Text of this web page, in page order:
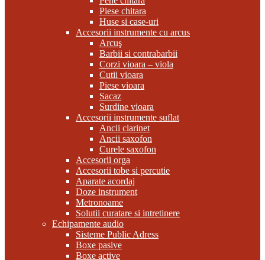
Piese chitara
Huse si case-uri
Accesorii instrumente cu arcus
Arcuş
Barbii si contrabarbii
Corzi vioara – viola
Cutii vioara
Piese vioara
Sacaz
Surdine vioara
Accesorii instrumente suflat
Ancii clarinet
Ancii saxofon
Curele saxofon
Accesorii orga
Accesorii tobe si percutie
Aparate acordaj
Doze instrument
Metronoame
Solutii curatare si intretinere
Echipamente audio
Sisteme Public Adress
Boxe pasive
Boxe active